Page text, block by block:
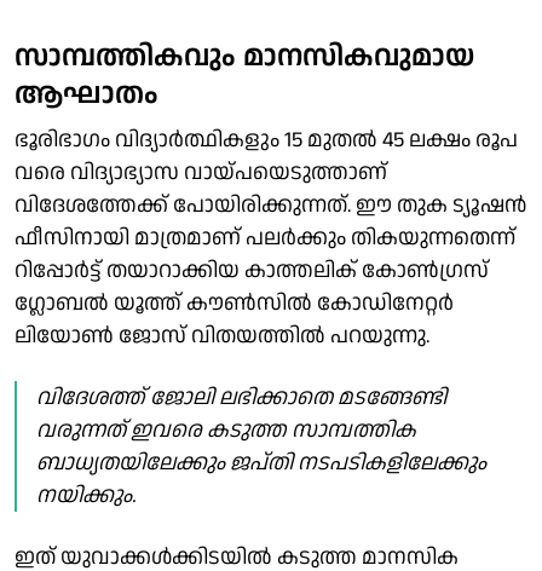
സാമ്പത്തികവും മാനസികവുമായ
ആഘാതം
ഭൂരിഭാഗം വിദ്യാർത്ഥികളും 15 മുതൽ 45 ലക്ഷം രൂപ
വരെ വിദ്യാഭ്യാസ വായ്പയെടുത്താണ്
വിദേശത്തേക്ക് പോയിരിക്കുന്നത്. ഈ തുക ട്യൂഷൻ
ഫീസിനായി മാത്രമാണ് പലർക്കും തികയുന്നതെന്ന്
റിപ്പോര്‍ട്ട് തയാറാക്കിയ കാത്തലിക് കോൺഗ്രസ്
ഗ്ലോബൽ യൂത്ത് കൗൺസിൽ കോഡിനേറ്റർ
ലിയോൺ ജോസ് വിതയത്തിൽ പറയുന്നു.
വിദേശത്ത് ജോലി ലഭിക്കാതെ മടങ്ങേണ്ടി
വരുന്നത് ഇവരെ കടുത്ത സാമ്പത്തിക
ബാധ്യതയിലേക്കും ജപ്തി നടപടികളിലേക്കും
നയിക്കും.
ഇത് യുവാക്കൾക്കിടയിൽ കടുത്ത മാനസിക